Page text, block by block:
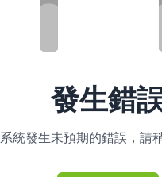
發生錯
系統發生未預期的錯誤，請